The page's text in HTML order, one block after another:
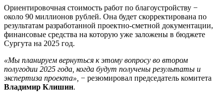
Ориентировочная стоимость работ по благоустройству −
около 90 миллионов рублей. Она будет скорректирована по
результатам разработанной проектно-сметной документации,
финансовые средства на которую уже заложены в бюджете
Сургута на 2025 год.
«Мы планируем вернуться к этому вопросу во втором
полугодии 2025 года, когда будут получены результаты и
экспертиза проекта», − резюмировал председатель комитета
Владимир Клишин.